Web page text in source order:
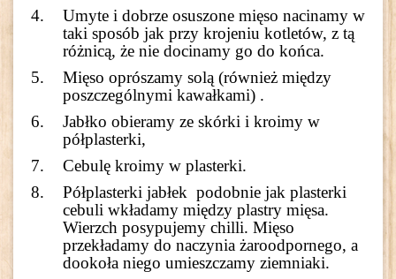
Umyte i dobrze osuszone mięso nacinamy w
taki sposób jak przy krojeniu kotletów, z tą
różnicą, że nie docinamy go do końca.
Mięso oprószamy solą (również między
poszczególnymi kawałkami) .
Jabłko obieramy ze skórki i kroimy w
półplasterki,
Cebulę kroimy w plasterki.
Półplasterki jabłek podobnie jak plasterki
cebuli wkładamy między plastry mięsa.
Wierzch posypujemy chilli. Mięso
przekładamy do naczynia żaroodpornego, a
dookoła niego umieszczamy ziemniaki.